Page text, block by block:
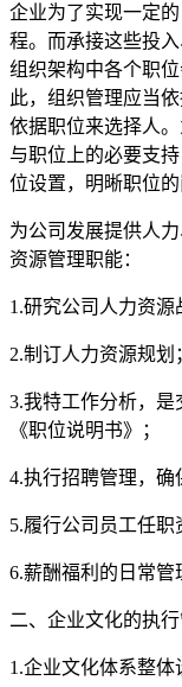
企业为了实现一定
程。而承接这些投
组织架构中各个职
此，组织管理应当
依据职位来选择人
与职位上的必要支
位设置，明晰职位的
为公司发展提供人
资源管理职能：
1.研究公司人力资源
2.制订人力资源规划
3.我特工作分析，
《职位说明书》；
4.执行招聘管理，确
5.履行公司员工任职
6.薪酬福利的日常管
二、企业文化的执行
1.企业文化体系整体